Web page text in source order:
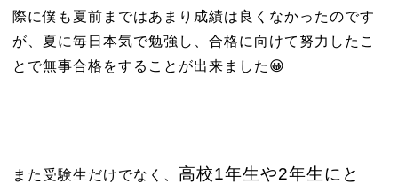
際に僕も夏前まではあまり成績は良くなかったのです
が、夏に毎日本気で勉強し、合格に向けて努力したこ
とで無事合格をすることが出来ました😀
また受験生だけでなく、 高校1年生や2年生にと